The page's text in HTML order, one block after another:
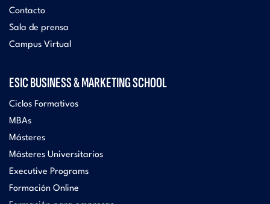
Contacto
Sala de prensa
Campus Virtual
ESIC BUSINESS & MARKETING SCHOOL
Ciclos Formativos
MBAs
Másteres
Másteres Universitarios
Executive Programs
Formación Online